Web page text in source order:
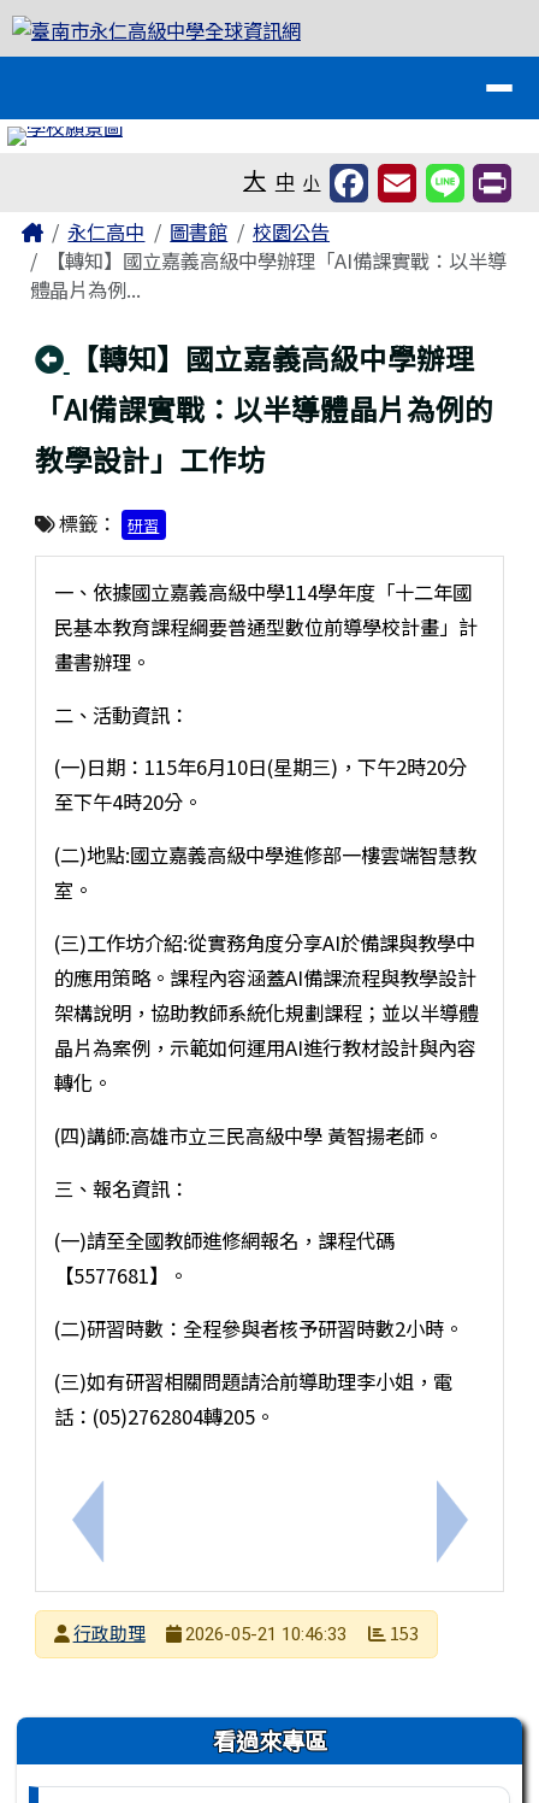
跳至主內容區
臺南市永仁高級中學全球資訊網
大 中 小
主內容區域
Home永仁高中 圖書館
校園公告
【轉知】國立嘉義高級中學辦理「AI備課實戰：以半導
體晶片為例...
回上頁
【轉知】國立嘉義高級中學辦理
「AI備課實戰：以半導體晶片為例的
教學設計」工作坊
標籤： 研習
上一筆：【轉知】臺北市立永春高級中學辦理「數位
一、依據國立嘉義高級中學114學年度「十二年國
民基本教育課程綱要普通型數位前導學校計畫」計
畫書辦理。
二、活動資訊：
(一)日期：115年6月10日(星期三)，下午2時20分
至下午4時20分。
(二)地點:國立嘉義高級中學進修部一樓雲端智慧教
室。
(三)工作坊介紹:從實務角度分享AI於備課與教學中
的應用策略。課程內容涵蓋AI備課流程與教學設計
架構說明，協助教師系統化規劃課程；並以半導體
晶片為案例，示範如何運用AI進行教材設計與內容
轉化。
(四)講師:高雄市立三民高級中學 黃智揚老師。
三、報名資訊：
(一)請至全國教師進修網報名，課程代碼
【5577681】。
(二)研習時數：全程參與者核予研習時數2小時。
(三)如有研習相關問題請洽前導助理李小姐，電
話：(05)2762804轉205。
下一筆：
發布者
行政助理
2026-05-21 10:46:33 153
左邊區域內容 看過來專區
頁尾區域